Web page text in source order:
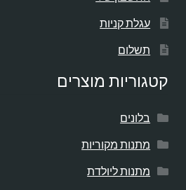
עגלת קניות
תשלום
קטגוריות מוצרים
בלונים
מתנות מקוריות
מתנות ליולדת